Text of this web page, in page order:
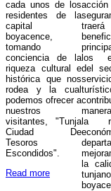
cada unos de los
residentes de la
capital
boyacence,
tomando
conciencia de la
riqueza cultural e
histórica que nos
rodea y la cual
podemos ofrecer a
nuestros
visitantes, "Tunja
Ciudad De
Tesoros
Escondidos".
Read more
los
del
la
la